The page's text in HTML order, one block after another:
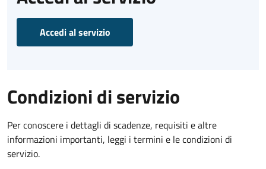
Accedi al servizio
Condizioni di servizio
Per conoscere i dettagli di scadenze, requisiti e altre
informazioni importanti, leggi i termini e le condizioni di
servizio.